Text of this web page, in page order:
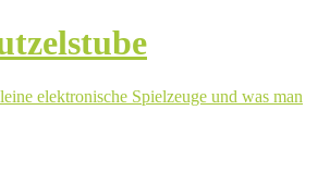
elektronische Spielzeuge und was man